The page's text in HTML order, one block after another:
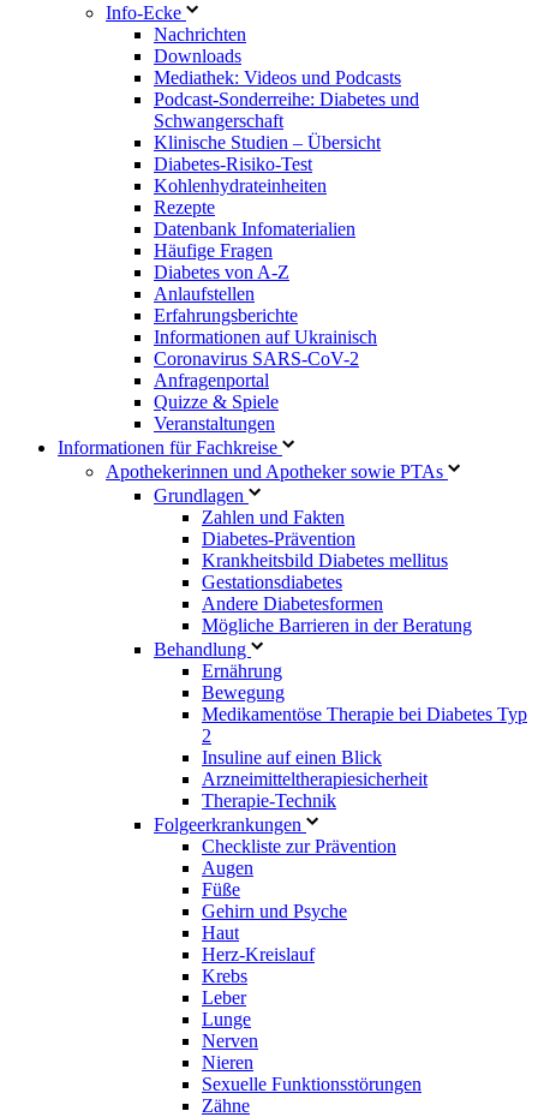
Info-Ecke
Nachrichten
Downloads
Mediathek: Videos und Podcasts
Podcast-Sonderreihe: Diabetes und
Schwangerschaft
Klinische Studien – Übersicht
Diabetes-Risiko-Test
Kohlenhydrateinheiten
Rezepte
Datenbank Infomaterialien
Häufige Fragen
Diabetes von A-Z
Anlaufstellen
Erfahrungsberichte
Informationen auf Ukrainisch
Coronavirus SARS-CoV-2
Anfragenportal
Quizze & Spiele
Veranstaltungen
Informationen für Fachkreise
Apothekerinnen und Apotheker sowie PTAs
Grundlagen
Zahlen und Fakten
Diabetes-Prävention
Krankheitsbild Diabetes mellitus
Gestationsdiabetes
Andere Diabetesformen
Mögliche Barrieren in der Beratung
Behandlung
Ernährung
Bewegung
Medikamentöse Therapie bei Diabetes Typ
2
Insuline auf einen Blick
Arzneimitteltherapie­sicherheit
Therapie-Technik
Fol­ge­er­kran­kun­gen
Checkliste zur Prävention
Augen
Füße
Gehirn und Psyche
Haut
Herz-Kreislauf
Krebs
Leber
Lunge
Nerven
Nieren
Sexuelle Funktionsstörungen
Zähne